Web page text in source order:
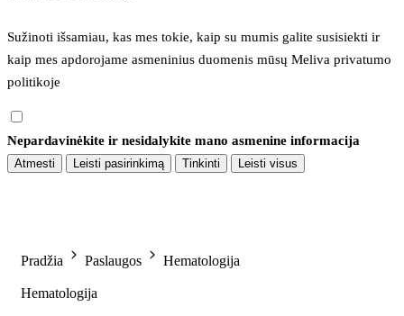
Sužinoti išsamiau, kas mes tokie, kaip su mumis galite susisiekti ir
kaip mes apdorojame asmeninius duomenis mūsų Meliva privatumo
politikoje
Nepardavinėkite ir nesidalykite mano asmenine informacija
Atmesti Leisti pasirinkimą Tinkinti Leisti visus
Pradžia Paslaugos Hematologija
Hematologija